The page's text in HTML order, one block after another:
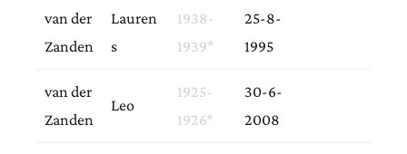
van der
Zanden
Lauren
s
1938-
1939*
25-8-
1995
van der
Zanden
Leo
1925-
1926*
30-6-
2008